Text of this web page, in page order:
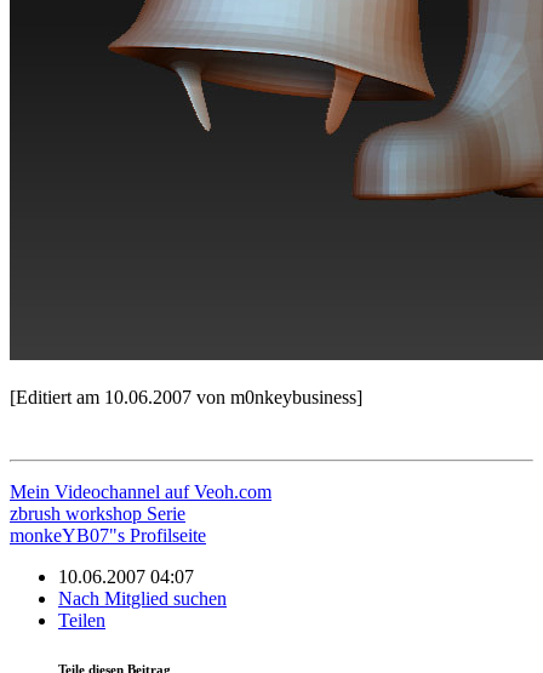
[Editiert am 10.06.2007 von m0nkeybusiness]
Mein Videochannel auf Veoh.com
zbrush workshop Serie
monkeYB07"s Profilseite
10.06.2007 04:07
Nach Mitglied suchen
Teilen
Teile diesen Beitrag